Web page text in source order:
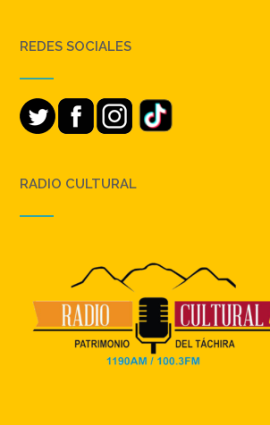
REDES SOCIALES
RADIO CULTURAL